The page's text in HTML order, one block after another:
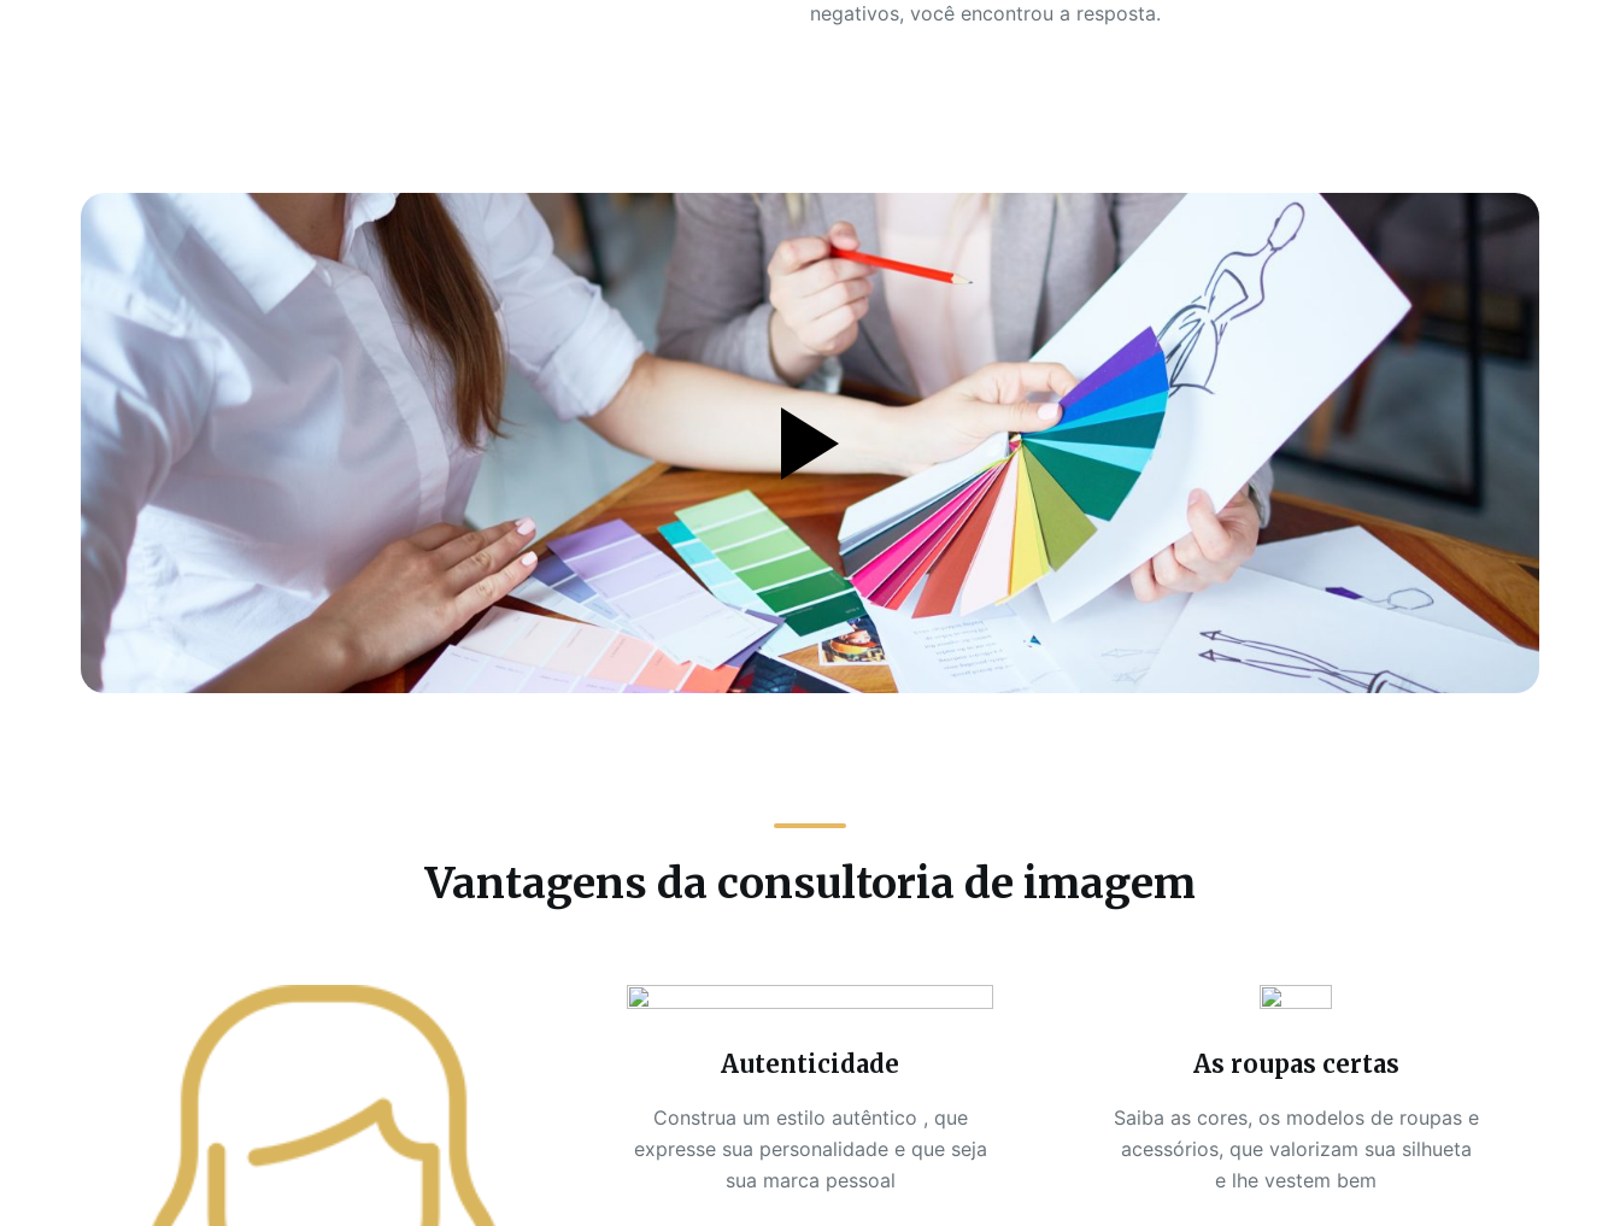
negativos, você encontrou a resposta.
Vantagens da consultoria de imagem
Autenticidade
Construa um estilo autêntico , que
expresse sua personalidade e que seja
sua marca pessoal
As roupas certas
Saiba as cores, os modelos de roupas e
acessórios, que valorizam sua silhueta
e lhe vestem bem